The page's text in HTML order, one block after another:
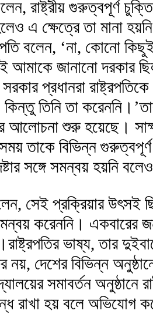
রাষ্ট্রীয় গুরুত্বপূর্ণ
এ ক্ষেত্রে তা মানা
বলেন, ‘না, কোনো
আমাকে জানানো দরকার
প্রধানরা
কিন্তু তিনি তা
আলোচনা শুরু হয়েছে।
তাকে বিভিন্ন
সঙ্গে সমন্বয় হয়নি
সেই প্রক্রিয়ার
করেননি। একবারের
ভাষ্য, তার
দেশের বিভিন্ন
সমাবর্তন অনুষ্ঠানে
রাখা হয় বলে অভিযোগ